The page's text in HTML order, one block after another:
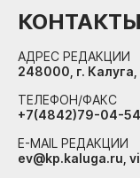
КОНТАКТЫ
АДРЕС РЕДАКЦИИ
248000, г.
ТЕЛЕФОН/ФАКС
+7(4842)79-04-54
E-MAIL РЕДАКЦИИ
ev@kp.kaluga.ru,